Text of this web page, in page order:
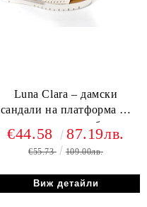
Luna Clara – дамски
сандали на платформа от
естествена кожа в бежово
€44.58 87.19лв.
€55.73 109.00лв.
Виж детайли